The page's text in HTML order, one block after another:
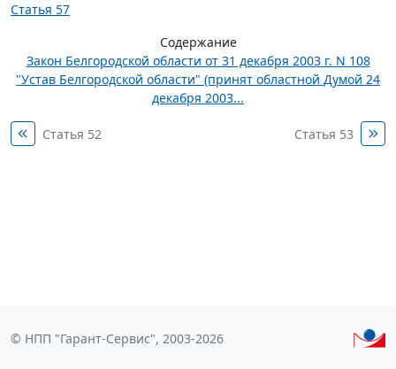
Статья 57
Содержание
Закон Белгородской области от 31 декабря 2003 г. N 108
"Устав Белгородской области" (принят областной Думой 24
декабря 2003...
Статья 52 Статья 53
© НПП "Гарант-Сервис", 2003-2026